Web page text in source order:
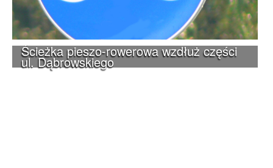
Ścieżka pieszo-rowerowa wzdłuż części
ul. Dąbrowskiego